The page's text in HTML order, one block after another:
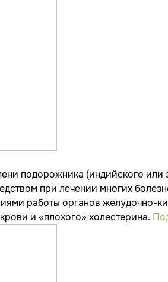
подорожника (индийского или
при лечении многих
работы органов желудочно-
и «плохого» холестерина.